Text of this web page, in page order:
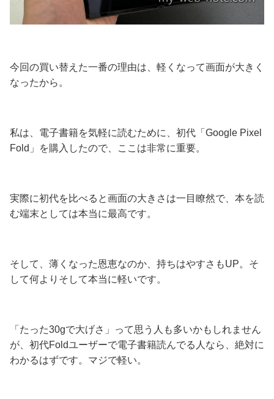
今回の買い替えた一番の理由は、軽くなって画面が大きく
なったから。
私は、電子書籍を気軽に読むために、初代「Google Pixel
Fold」を購入したので、ここは非常に重要。
実際に初代を比べると画面の大きさは一目瞭然で、本を読
む端末としては本当に最高です。
そして、薄くなった恩恵なのか、持ちはやすさもUP。そ
して何よりそして本当に軽いです。
「たった30gで大げさ」って思う人も多いかもしれません
が、初代Foldユーザーで電子書籍読んでる人なら、絶対に
わかるはずです。マジで軽い。